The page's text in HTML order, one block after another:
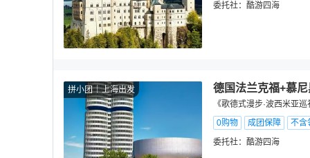
委托社： 酷游四海
拼小团 上海出发 德国法兰克福+慕
《歌德式漫步·波西米亚
0购物
成团保障
不含
委托社： 酷游四海